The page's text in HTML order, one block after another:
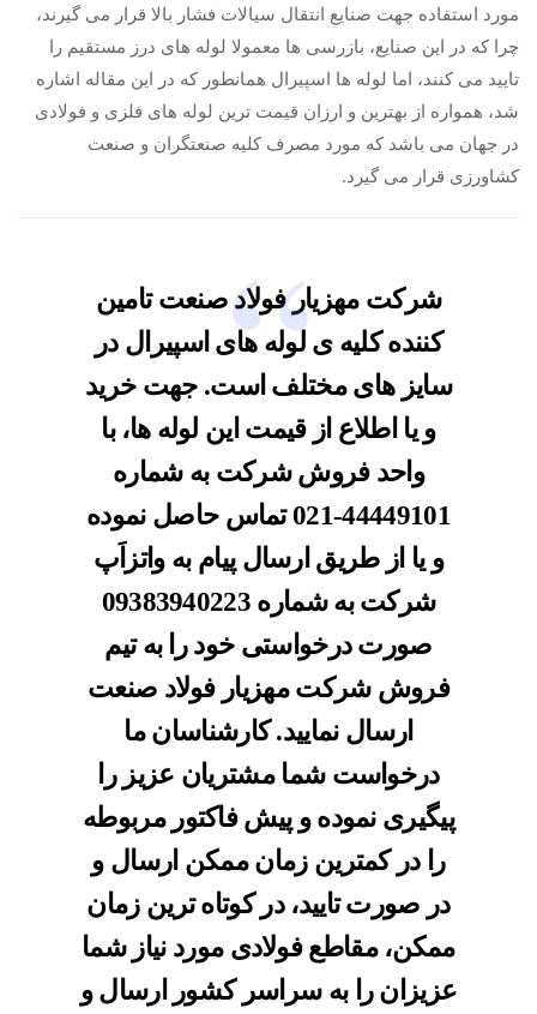
مورد استفاده جهت صنایع انتقال سیالات فشار بالا قرار می گیرند،
چرا که در این صنایع، بازرسی ها معمولا لوله های درز مستقیم را
تایید می کنند، اما لوله ها اسپیرال همانطور که در این مقاله اشاره
شد، همواره از بهترین و ارزان قیمت ترین لوله های فلزی و فولادی
در جهان می باشد که مورد مصرف کلیه صنعتگران و صنعت
کشاورزی قرار می گیرد.
شرکتمهزیار فولاد صنعت تامین
کننده کلیه ی لوله های اسپیرال در
سایز های مختلف است. جهت خرید
و یا اطلاع از قیمت این لوله ها، با
واحد فروش شرکت به شماره
44449101-021
تماس حاصل نموده
و یا از طریق ارسال پیام به واتزاَپ
شرکت به شماره 09383940223
صورت درخواستی خود را به تیم
فروش شرکت مهزیار فولاد صنعت
ارسال نمایید. کارشناسان ما
درخواست شما مشتریان عزیز را
پیگیری نموده و پیش فاکتور مربوطه
را در کمترین زمان ممکن ارسال و
در صورت تایید، در کوتاه ترین زمان
ممکن، مقاطع فولادی مورد نیاز شما
عزیزان را به سراسر کشور ارسال و